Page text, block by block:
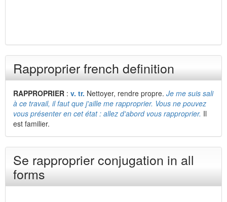
Rapproprier french definition
RAPPROPRIER : v. tr. Nettoyer, rendre propre. Je me suis sali
à ce travail, il faut que j'aille me rapproprier. Vous ne pouvez
vous présenter en cet état : allez d'abord vous rapproprier. Il
est familier.
Se rapproprier conjugation in all
forms